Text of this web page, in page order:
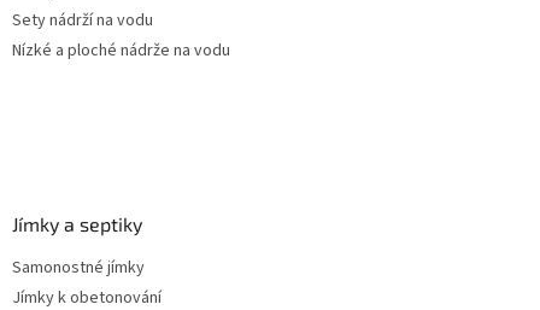
Sety nádrží na vodu
Nízké a ploché nádrže na vodu
Jímky a septiky
Samonostné jímky
Jímky k obetonování